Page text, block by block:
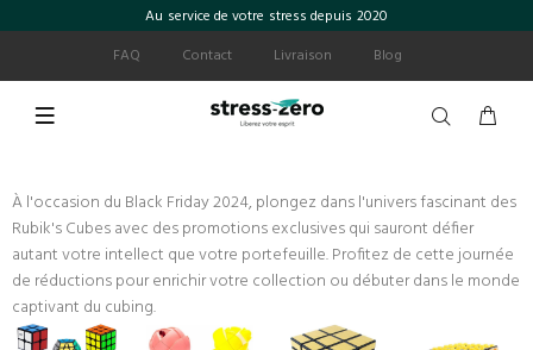
Au service de votre stress depuis 2020
FAQ
Contact Livraison Blog
À l'occasion du Black Friday 2024, plongez dans l'univers fascinant des
Rubik's Cubes avec des promotions exclusives qui sauront défier
autant votre intellect que votre portefeuille. Profitez de cette journée
de réductions pour enrichir votre collection ou débuter dans le monde
captivant du cubing.